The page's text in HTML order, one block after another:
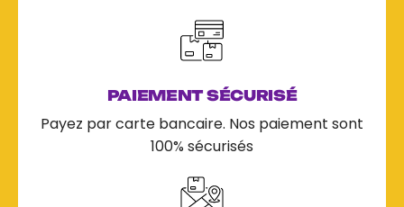
PAIEMENT SÉCURISÉ
Payez par carte bancaire. Nos paiement sont
100% sécurisés